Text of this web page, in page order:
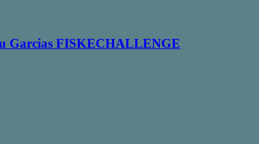
Garcias FISKECHALLENGE